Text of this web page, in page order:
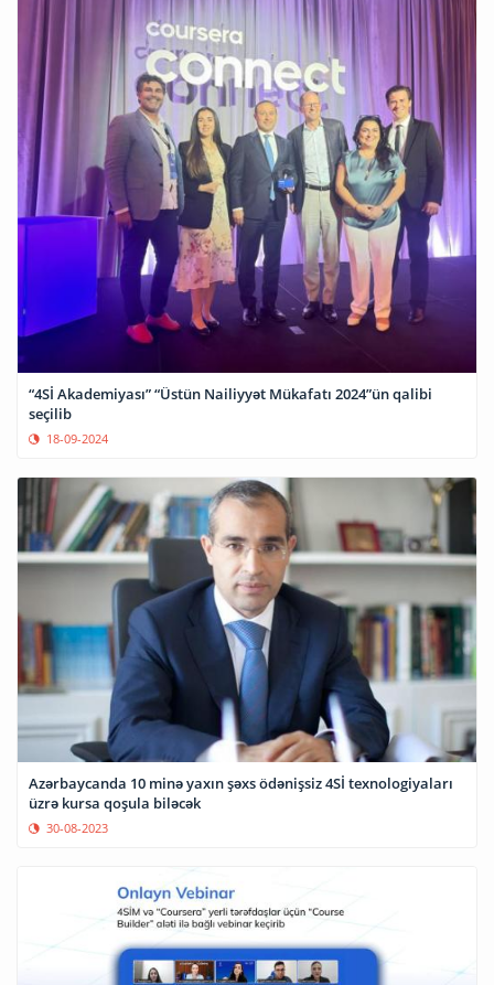
“4Sİ Akademiyası” “Üstün Nailiyyət Mükafatı 2024”ün qalibi
seçilib
18-09-2024
Azərbaycanda 10 minə yaxın şəxs ödənişsiz 4Sİ texnologiyaları
üzrə kursa qoşula biləcək
30-08-2023